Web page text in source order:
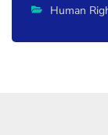
Human